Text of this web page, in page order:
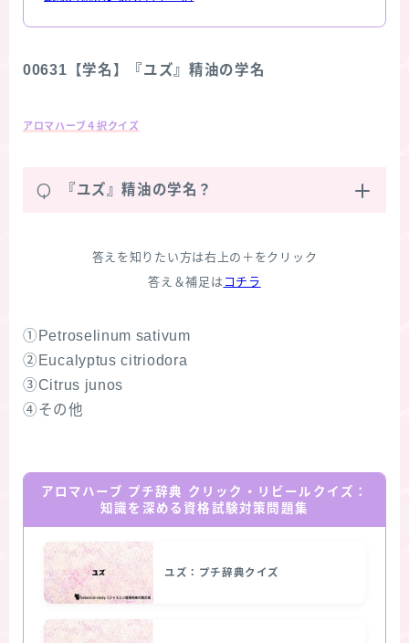
00631【学名】『ユズ』精油の学名
アロマハーブ４択クイズ
Q 『ユズ』精油の学名？
答えを知りたい方は右上の＋をクリック
答え＆補足は コチラ
①Petroselinum sativum
②Eucalyptus citriodora
③Citrus junos
④その他
アロマハーブ プチ辞典 クリック・リビールクイズ：
知識を深める資格試験対策問題集
ユズ：プチ辞典クイズ